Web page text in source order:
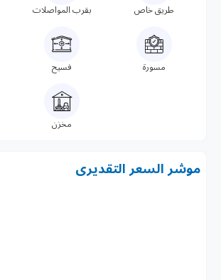
طريق خاص بقرب المواصلات
مسورة فسيح
مخزن
موشر السعر التقديرى